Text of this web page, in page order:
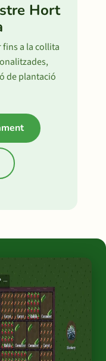
Hort
fins a la collita
de plantació